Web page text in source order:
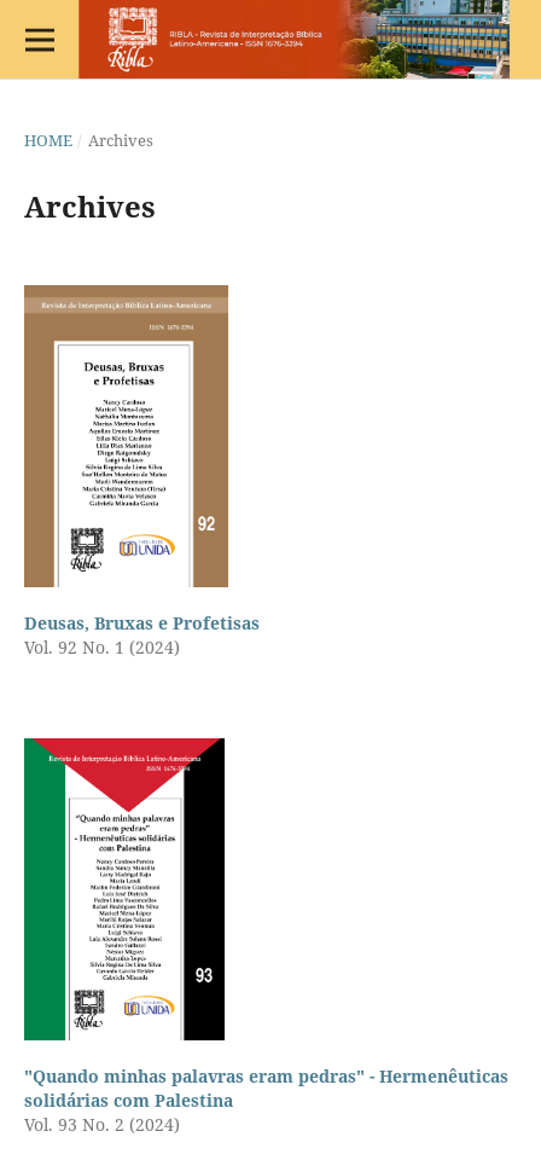
HOME / Archives
Archives
Deusas, Bruxas e Profetisas
Vol. 92 No. 1 (2024)
"Quando minhas palavras eram pedras" - Hermenêuticas
solidárias com Palestina
Vol. 93 No. 2 (2024)